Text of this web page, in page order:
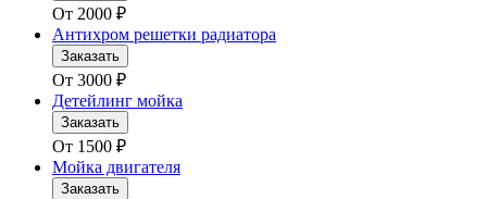
От 2000 ₽
Антихром решетки радиатора
Заказать
От 3000 ₽
Детейлинг мойка
Заказать
От 1500 ₽
Мойка двигателя
Заказать